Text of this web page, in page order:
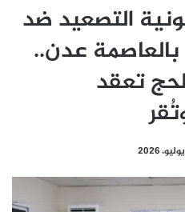
التصعيد ضد
بالعاصمة عدن..
تعقد